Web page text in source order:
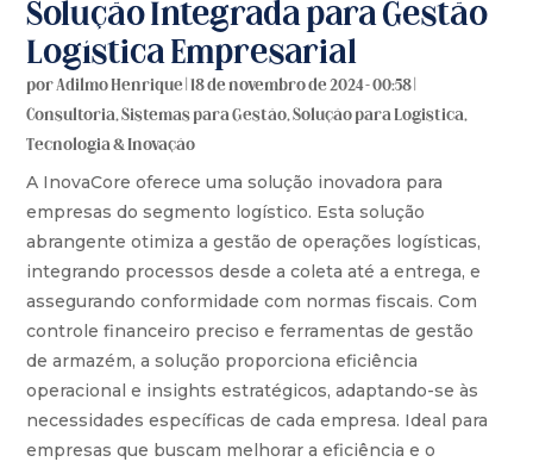
Solução Integrada para Gestão
Logística Empresarial
porAdilmo Henrique| 18 de novembro de 2024 - 00:58|
Consultoria,Sistemas para Gestão,Solução para Logistica,
Tecnologia & Inovação
A InovaCore oferece uma solução inovadora para
empresas do segmento logístico. Esta solução
abrangente otimiza a gestão de operações logísticas,
integrando processos desde a coleta até a entrega, e
assegurando conformidade com normas fiscais. Com
controle financeiro preciso e ferramentas de gestão
de armazém, a solução proporciona eficiência
operacional e insights estratégicos, adaptando-se às
necessidades específicas de cada empresa. Ideal para
empresas que buscam melhorar a eficiência e o